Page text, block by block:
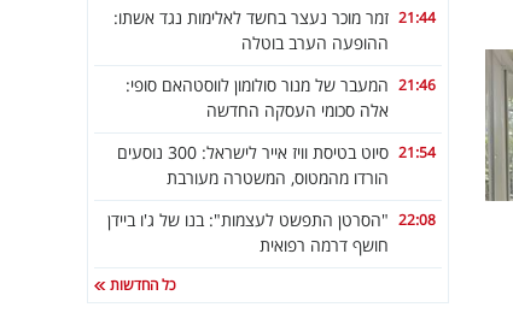
21:44 זמר מוכר נעצר בחשד לאלימות נגד אשתו:
ההופעה הערב בוטלה
21:46 המעבר של מנור סולומון לווסטהאם סופי:
אלה סכומי העסקה החדשה
21:54
סיוט בטיסת וויז אייר לישראל: 300 נוסעים
הורדו מהמטוס, המשטרה מעורבת
22:08 "הסרטן התפשט לעצמות": בנו של ג'ו ביידן
חושף דרמה רפואית
כל החדשות